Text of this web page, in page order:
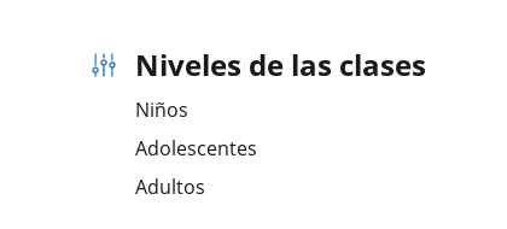
Niveles de las clases
Niños
Adolescentes
Adultos